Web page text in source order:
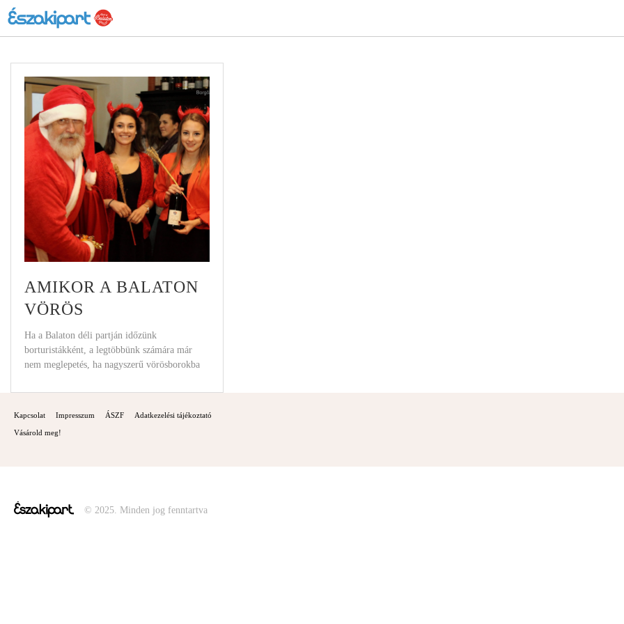
AMIKOR A BALATON
VÖRÖS
Ha a Balaton déli partján időzünk
borturistákként, a legtöbbünk számára már
nem meglepetés, ha nagyszerű vörösborokba
Kapcsolat Impresszum ÁSZF Adatkezelési tájékoztató
Vásárold meg!
© 2025. Minden jog fenntartva